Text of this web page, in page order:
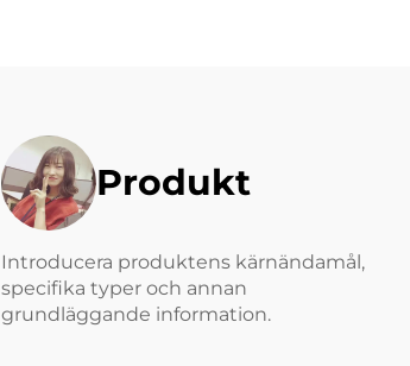
Produkt
Introducera produktens kärnändamål,
specifika typer och annan
grundläggande information.